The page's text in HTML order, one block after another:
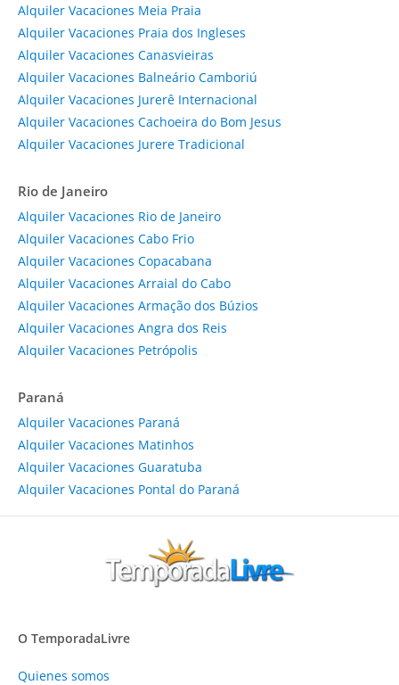
Alquiler Vacaciones Meia Praia
Alquiler Vacaciones Praia dos Ingleses
Alquiler Vacaciones Canasvieiras
Alquiler Vacaciones Balneário Camboriú
Alquiler Vacaciones Jurerê Internacional
Alquiler Vacaciones Cachoeira do Bom Jesus
Alquiler Vacaciones Jurere Tradicional
Rio de Janeiro
Alquiler Vacaciones Rio de Janeiro
Alquiler Vacaciones Cabo Frio
Alquiler Vacaciones Copacabana
Alquiler Vacaciones Arraial do Cabo
Alquiler Vacaciones Armação dos Búzios
Alquiler Vacaciones Angra dos Reis
Alquiler Vacaciones Petrópolis
Paraná
Alquiler Vacaciones Paraná
Alquiler Vacaciones Matinhos
Alquiler Vacaciones Guaratuba
Alquiler Vacaciones Pontal do Paraná
O TemporadaLivre
Quienes somos